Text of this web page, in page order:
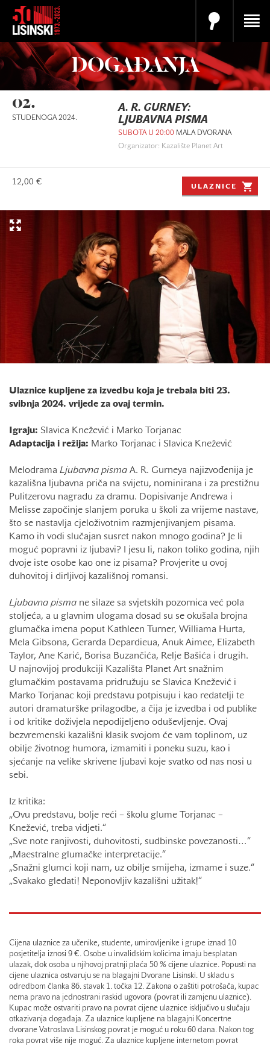
DOGAĐANJA
02.
STUDENOGA 2024.
A. R. GURNEY:
LJUBAVNA PISMA
SUBOTA U 20:00 MALA DVORANA
Organizator: Kazalište Planet Art
12,00 €
ULAZNICE
Ulaznice kupljene za izvedbu koja je trebala biti 23.
svibnja 2024. vrijede za ovaj termin.
Igraju: Slavica Knežević i Marko Torjanac
Adaptacija i režija: Marko Torjanac i Slavica Knežević
Melodrama Ljubavna pisma A. R. Gurneya najizvođenija je
kazališna ljubavna priča na svijetu, nominirana i za prestižnu
Pulitzerovu nagradu za dramu. Dopisivanje Andrewa i
Melisse započinje slanjem poruka u školi za vrijeme nastave,
što se nastavlja cjeloživotnim razmjenjivanjem pisama.
Kamo ih vodi slučajan susret nakon mnogo godina? Je li
moguć popravni iz ljubavi? I jesu li, nakon toliko godina, njih
dvoje iste osobe kao one iz pisama? Provjerite u ovoj
duhovitoj i dirljivoj kazališnoj romansi.
Ljubavna pisma ne silaze sa svjetskih pozornica već pola
stoljeća, a u glavnim ulogama dosad su se okušala brojna
glumačka imena poput Kathleen Turner, Williama Hurta,
Mela Gibsona, Gerarda Depardieua, Anuk Aimee, Elizabeth
Taylor, Ane Karić, Borisa Buzančića, Relje Bašića i drugih.
U najnovijoj produkciji Kazališta Planet Art snažnim
glumačkim postavama pridružuju se Slavica Knežević i
Marko Torjanac koji predstavu potpisuju i kao redatelji te
autori dramaturške prilagodbe, a čija je izvedba i od publike
i od kritike doživjela nepodijeljeno oduševljenje. Ovaj
bezvremenski kazališni klasik svojom će vam toplinom, uz
obilje životnog humora, izmamiti i poneku suzu, kao i
sjećanje na velike skrivene ljubavi koje svatko od nas nosi u
sebi.
Iz kritika:
„Ovu predstavu, bolje reći – školu glume Torjanac –
Knežević, treba vidjeti.“
„Sve note ranjivosti, duhovitosti, sudbinske povezanosti…“
„Maestralne glumačke interpretacije.“
„Snažni glumci koji nam, uz obilje smijeha, izmame i suze.“
„Svakako gledati! Neponovljiv kazališni užitak!“
Cijena ulaznice za učenike, studente, umirovljenike i grupe iznad 10
posjetitelja iznosi 9 €. Osobe u invalidskim kolicima imaju besplatan
ulazak, dok osoba u njihovoj pratnji plaća 50 % cijene ulaznice. Popusti na
cijene ulaznica ostvaruju se na blagajni Dvorane Lisinski. U skladu s
odredbom članka 86. stavak 1. točka 12. Zakona o zaštiti potrošača, kupac
nema pravo na jednostrani raskid ugovora (povrat ili zamjenu ulaznice).
Kupac može ostvariti pravo na povrat cijene ulaznice isključivo u slučaju
otkazivanja događaja. Za ulaznice kupljene na blagajni Koncertne
dvorane Vatroslava Lisinskog povrat je moguć u roku 60 dana. Nakon tog
roka povrat više nije moguć. Za ulaznice kupljene internetom povrat